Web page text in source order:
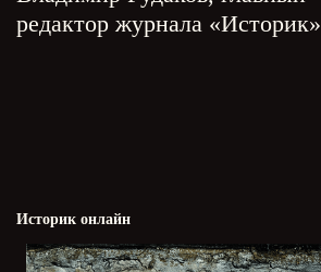
редактор журнала «Историк»
Историк онлайн